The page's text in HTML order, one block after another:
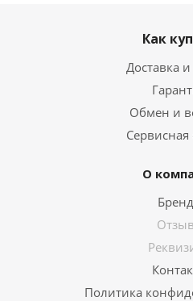
Как
Доставка
Обмен и
Сервисная
О
Политика